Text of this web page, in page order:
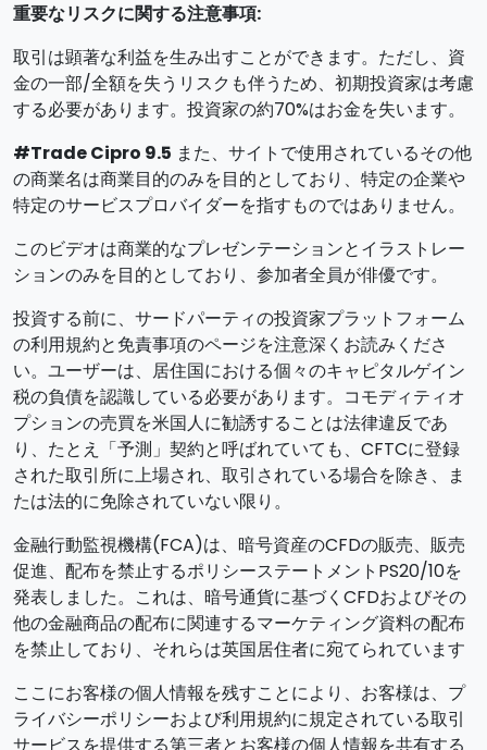
重要なリスクに関する注意事項:
取引は顕著な利益を生み出すことができます。ただし、資
金の一部/全額を失うリスクも伴うため、初期投資家は考慮
する必要があります。投資家の約70%はお金を失います。
#Trade Cipro 9.5 また、サイトで使用されているその他
の商業名は商業目的のみを目的としており、特定の企業や
特定のサービスプロバイダーを指すものではありません。
このビデオは商業的なプレゼンテーションとイラストレー
ションのみを目的としており、参加者全員が俳優です。
投資する前に、サードパーティの投資家プラットフォーム
の利用規約と免責事項のページを注意深くお読みくださ
い。ユーザーは、居住国における個々のキャピタルゲイン
税の負債を認識している必要があります。コモディティオ
プションの売買を米国人に勧誘することは法律違反であ
り、たとえ「予測」契約と呼ばれていても、CFTCに登録
された取引所に上場され、取引されている場合を除き、ま
たは法的に免除されていない限り。
金融行動監視機構(FCA)は、暗号資産のCFDの販売、販売
促進、配布を禁止するポリシーステートメントPS20/10を
発表しました。これは、暗号通貨に基づくCFDおよびその
他の金融商品の配布に関連するマーケティング資料の配布
を禁止しており、それらは英国居住者に宛てられています
ここにお客様の個人情報を残すことにより、お客様は、プ
ライバシーポリシーおよび利用規約に規定されている取引